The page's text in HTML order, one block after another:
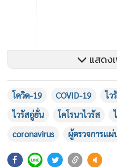
แสดง
โควิด-19 COVID-19
ไว
ไวรัสอู่ฮั่น
โคโรนาไวรัส
coronavirus
ผู้ตรวจการแ